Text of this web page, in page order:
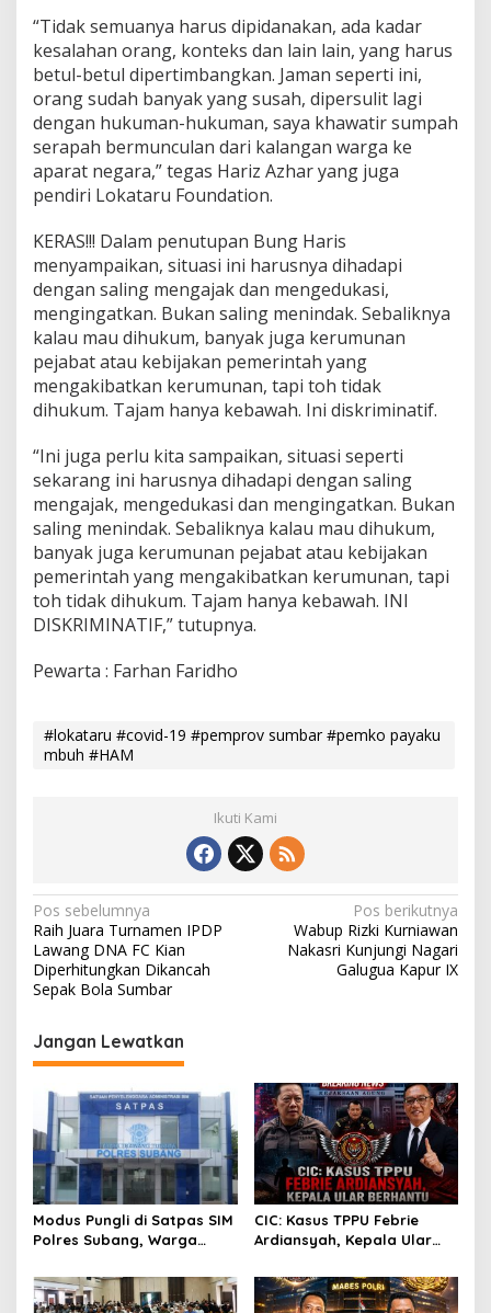
“Tidak semuanya harus dipidanakan, ada kadar
kesalahan orang, konteks dan lain lain, yang harus
betul-betul dipertimbangkan. Jaman seperti ini,
orang sudah banyak yang susah, dipersulit lagi
dengan hukuman-hukuman, saya khawatir sumpah
serapah bermunculan dari kalangan warga ke
aparat negara,” tegas Hariz Azhar yang juga
pendiri Lokataru Foundation.
KERAS!!! Dalam penutupan Bung Haris
menyampaikan, situasi ini harusnya dihadapi
dengan saling mengajak dan mengedukasi,
mengingatkan. Bukan saling menindak. Sebaliknya
kalau mau dihukum, banyak juga kerumunan
pejabat atau kebijakan pemerintah yang
mengakibatkan kerumunan, tapi toh tidak
dihukum. Tajam hanya kebawah. Ini diskriminatif.
“Ini juga perlu kita sampaikan, situasi seperti
sekarang ini harusnya dihadapi dengan saling
mengajak, mengedukasi dan mengingatkan. Bukan
saling menindak. Sebaliknya kalau mau dihukum,
banyak juga kerumunan pejabat atau kebijakan
pemerintah yang mengakibatkan kerumunan, tapi
toh tidak dihukum. Tajam hanya kebawah. INI
DISKRIMINATIF,” tutupnya.
Pewarta : Farhan Faridho
#lokataru #covid-19 #pemprov sumbar #pemko payaku
mbuh #HAM
Ikuti Kami
N
a
v
i
g
a
i
p
o
s
Pos sebelumnya
Raih Juara Turnamen IPDP
Lawang DNA FC Kian
Diperhitungkan Dikancah
Sepak Bola Sumbar
Pos berikutnya
Wabup Rizki Kurniawan
Nakasri Kunjungi Nagari
Galugua Kapur IX
Jangan Lewatkan
Modus Pungli di Satpas SIM
Polres Subang, Warga
Lewat Jalur Belakang
CIC: Kasus TPPU Febrie
Ardiansyah, Kepala Ular